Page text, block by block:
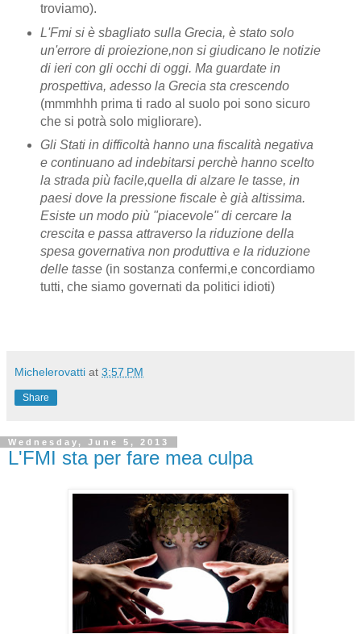
troviamo).
L'Fmi si è sbagliato sulla Grecia, è stato solo
un'errore di proiezione,non si giudicano le notizie
di ieri con gli occhi di oggi. Ma guardate in
prospettiva, adesso la Grecia sta crescendo
(mmmhhh prima ti rado al suolo poi sono sicuro
che si potrà solo migliorare).
Gli Stati in difficoltà hanno una fiscalità negativa
e continuano ad indebitarsi perchè hanno scelto
la strada più facile,quella di alzare le tasse, in
paesi dove la pressione fiscale è già altissima.
Esiste un modo più "piacevole" di cercare la
crescita e passa attraverso la riduzione della
spesa governativa non produttiva e la riduzione
delle tasse (in sostanza confermi,e concordiamo
tutti, che siamo governati da politici idioti)
Michelerovatti at 3:57 PM
Share
Wednesday, June 5, 2013
L'FMI sta per fare mea culpa